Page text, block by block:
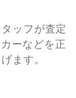
ッフが査定
ーなどを正
ます。